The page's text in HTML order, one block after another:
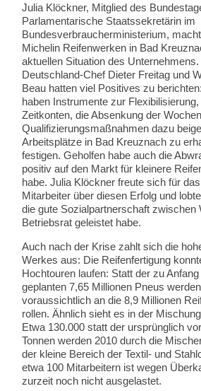
Julia Klöckner, Mitglied des
Parlamentarische Staatssekretärin im
Bundesverbraucherministerium,
Michelin Reifenwerken in Bad
aktuellen Situation des
Deutschland-Chef Dieter Freitag und
Beau hatten viel Positives zu
haben Instrumente zur
Zeitkonten, die Absenkung der
Qualifizierungsmaßnahmen dazu
Arbeitsplätze in Bad Kreuznach zu
festigen. Geholfen habe auch die
positiv auf den Markt für kleinere
habe. Julia Klöckner freute sich für
Mitarbeiter über diesen Erfolg und
die gute Sozialpartnerschaft zwischen
Betriebsrat geleistet habe.
Auch nach der Krise zahlt sich die
Werkes aus: Die Reifenfertigung
Hochtouren laufen: Statt der zu
geplanten 7,65 Millionen Pneus
voraussichtlich an die 8,9 Millionen
rollen. Ähnlich sieht es in der
Etwa 130.000 statt der ursprünglich
Tonnen werden 2010 durch die
der kleine Bereich der Textil- und
etwa 100 Mitarbeitern ist wegen
zurzeit noch nicht ausgelastet.